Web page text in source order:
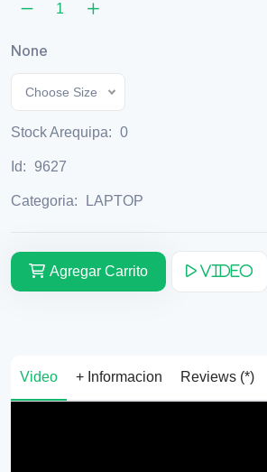
None
Choose Size
Stock Arequipa: 0
Id: 9627
Categoria: LAPTOP
Agregar Carrito Video
Video + Informacion Reviews (*)